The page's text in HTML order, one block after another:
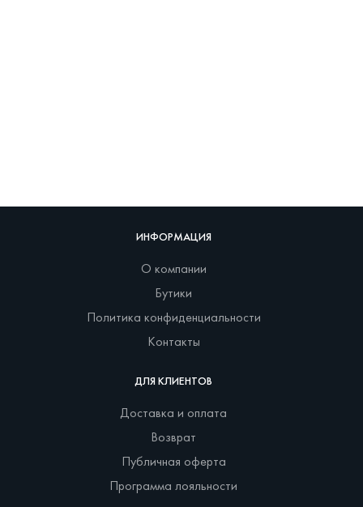
ИНФОРМАЦИЯ
О компании
Бутики
Политика конфиденциальности
Контакты
ДЛЯ КЛИЕНТОВ
Доставка и оплата
Возврат
Публичная оферта
Программа лояльности